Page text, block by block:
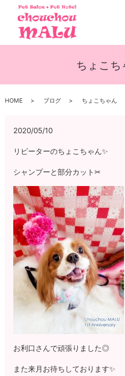
ちょこち
HOME ブログ ちょこちゃん
2020/05/10
リピーターのちょこちゃん✨
シャンプーと部分カット✂
お利口さんで頑張りました◎
また来月お待ちしております✨